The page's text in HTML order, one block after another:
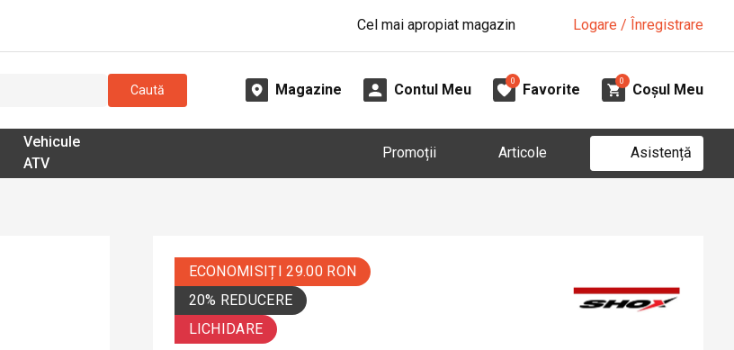
Cel mai apropiat magazin Logare / Înregistrare
Caută Magazine Contul Meu
0
Favorite
0
Coșul Meu
Vehicule
ATV
Promoții Articole Asistență
ECONOMISIȚI 29.00 RON
20% REDUCERE
LICHIDARE